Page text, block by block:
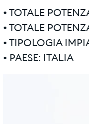
• TOTALE
• TOTALE
• TIPOLOGIA
• PAESE: ITALIA